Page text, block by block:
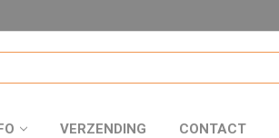
VERZENDING CONTACT